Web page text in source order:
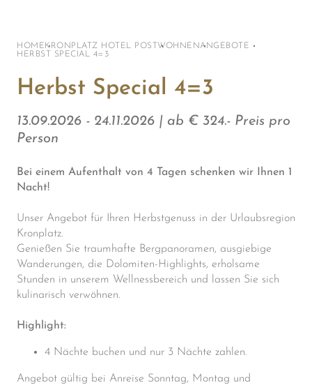
HOME KRONPLATZ HOTEL POST WOHNENANGEBOTE
HERBST SPECIAL 4=3
Herbst Special 4=3
13.09.2026 - 24.11.2026 | ab € 324.- Preis pro
Person
Bei einem Aufenthalt von 4 Tagen schenken wir Ihnen 1
Nacht!
Unser Angebot für Ihren Herbstgenuss in der Urlaubsregion
Kronplatz.
Genießen Sie traumhafte Bergpanoramen, ausgiebige
Wanderungen, die Dolomiten-Highlights, erholsame
Stunden in unserem Wellnessbereich und lassen Sie sich
kulinarisch verwöhnen.
Highlight:
4 Nächte buchen und nur 3 Nächte zahlen.
Angebot gültig bei Anreise Sonntag, Montag und